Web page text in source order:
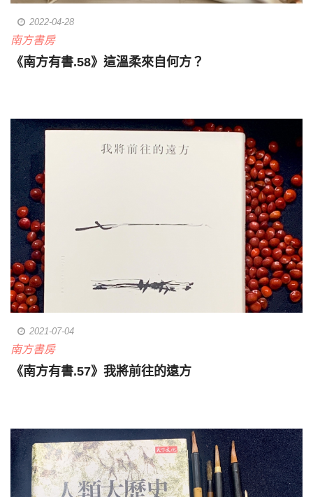
2022-04-28
南方書房
《南方有書.58》這溫柔來自何方？
2021-07-04
南方書房
《南方有書.57》我將前往的遠方